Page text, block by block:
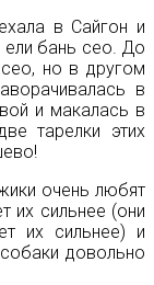
в Сайгон и
бань сео. До
но в другом
в
и макалась в
тарелки этих
очень любят
их сильнее (они
их сильнее) и
довольно